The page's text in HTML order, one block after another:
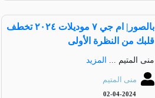
بالصور| ام جي ٧ موديلات ٢٠٢٤ تخطف
قلبك من النظرة الأولى
منى المتيم ... المزيد
منى المتيم
02-04-2024